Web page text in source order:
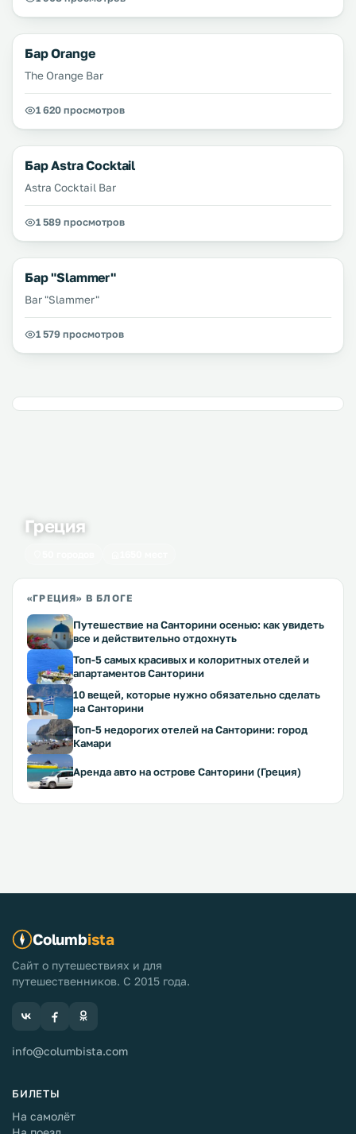
Бар Orange
The Orange Bar
1 620 просмотров
Бар Astra Cocktail
Astra Cocktail Bar
1 589 просмотров
Бар "Slammer"
Bar "Slammer"
1 579 просмотров
Греция
«ГРЕЦИЯ» В БЛОГЕ
Путешествие на Санторини осенью: как увидеть
все и действительно отдохнуть
Топ-5 самых красивых и колоритных отелей и
апартаментов Санторини
10 вещей, которые нужно обязательно сделать
на Санторини
Топ-5 недорогих отелей на Санторини: город
Камари
Аренда авто на острове Санторини (Греция)
Columbista
Сайт о путешествиях и для
путешественников. С 2015 года.
info@columbista.com
БИЛЕТЫ
На самолёт